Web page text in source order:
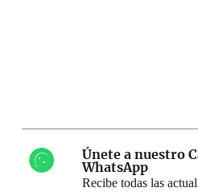
Únete a nuestro
WhatsApp
Recibe todas las